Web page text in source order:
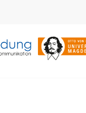
und Kommunikation